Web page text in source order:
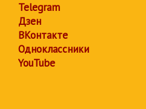
Telegram
Дзен
ВКонтакте
Одноклассники
YouTube